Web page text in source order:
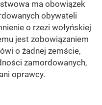
ma obowiązek
obywateli
o rzezi wołyńskiej
jest zobowiązaniem
o żadnej zemście,
zamordowanych,
oprawcy.